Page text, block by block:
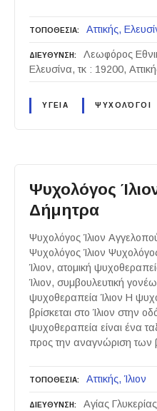
ΤΟΠΟΘΕΣΙΑ Αττικής
ΔΙΕΥΘΥΝΣΗ
Λεωφόρος
Ελευσίνα, τκ : 19200,
ΥΓΕΙΑ ΨΥΧΟΛΌΓΟΙ
Ψυχολόγος
Δήμητρα
Ψυχολόγος Ίλιον
Ψυχολόγος Ίλιον
Ίλιον, ατομική
Ίλιον, συμβουλευτική
ψυχοθεραπεία Ίλιον Η
βρίσκεται στο Ίλιον στην
ψυχοθεραπεία είναι ένα
προς την αναγνώριση
ΤΟΠΟΘΕΣΙΑ Αττικής Ίλιον
ΔΙΕΥΘΥΝΣΗ Αγίας